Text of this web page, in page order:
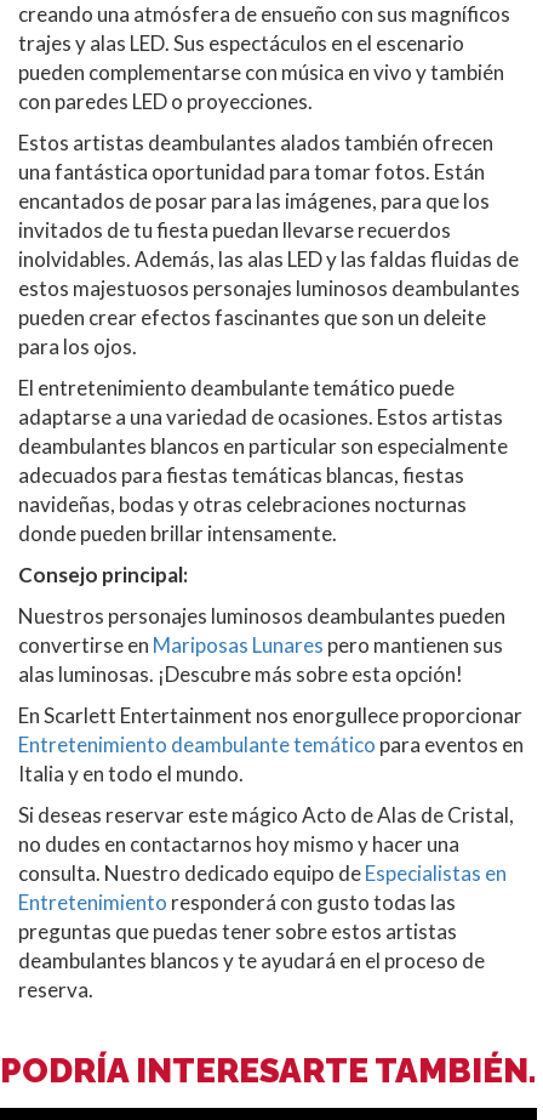
creando una atmósfera de ensueño con sus magníficos
trajes y alas LED. Sus espectáculos en el escenario
pueden complementarse con música en vivo y también
con paredes LED o proyecciones.
Estos artistas deambulantes alados también ofrecen
una fantástica oportunidad para tomar fotos. Están
encantados de posar para las imágenes, para que los
invitados de tu fiesta puedan llevarse recuerdos
inolvidables. Además, las alas LED y las faldas fluidas de
estos majestuosos personajes luminosos deambulantes
pueden crear efectos fascinantes que son un deleite
para los ojos.
El entretenimiento deambulante temático puede
adaptarse a una variedad de ocasiones. Estos artistas
deambulantes blancos en particular son especialmente
adecuados para fiestas temáticas blancas, fiestas
navideñas, bodas y otras celebraciones nocturnas
donde pueden brillar intensamente.
Consejo principal:
Nuestros personajes luminosos deambulantes pueden
convertirse en Mariposas Lunares pero mantienen sus
alas luminosas. ¡Descubre más sobre esta opción!
En Scarlett Entertainment nos enorgullece proporcionar
Entretenimiento deambulante temático para eventos en
Italia y en todo el mundo.
Si deseas reservar este mágico Acto de Alas de Cristal,
no dudes en contactarnos hoy mismo y hacer una
consulta. Nuestro dedicado equipo deEspecialistas en
Entretenimiento responderá con gusto todas las
preguntas que puedas tener sobre estos artistas
deambulantes blancos y te ayudará en el proceso de
reserva.
PODRÍA INTERESARTE TAMBIÉN.